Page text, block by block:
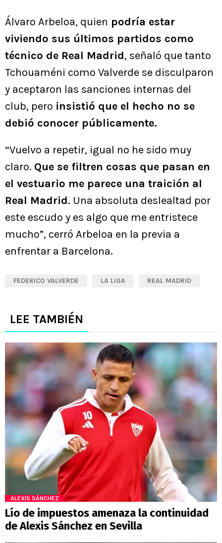
Álvaro Arbeloa, quien podría estar
viviendo sus últimos partidos como
técnico de Real Madrid, señaló que tanto
Tchouaméni como Valverde se disculparon
y aceptaron las sanciones internas del
club, pero insistió que el hecho no se
debió conocer públicamente.
“Vuelvo a repetir, igual no he sido muy
claro. Que se filtren cosas que pasan en
el vestuario me parece una traición al
Real Madrid. Una absoluta deslealtad por
este escudo y es algo que me entristece
mucho”, cerró Arbeloa en la previa a
enfrentar a Barcelona.
FEDERICO VALVERDE LA LIGA REAL MADRID
LEE TAMBIÉN
ALEXIS SÁNCHEZ
Lío de impuestos amenaza la continuidad
de Alexis Sánchez en Sevilla